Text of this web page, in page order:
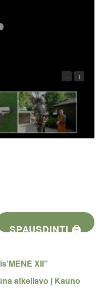
- +
SPAUSDINTI 🖨
XII”
atkeliavo į Kauno